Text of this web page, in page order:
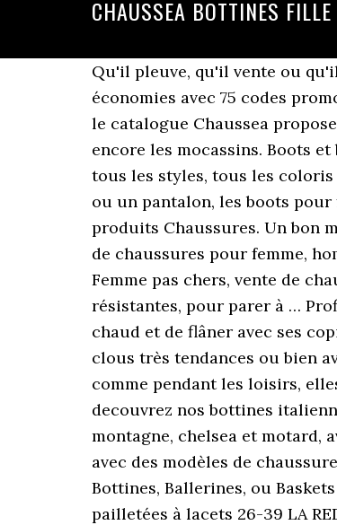
CHAUSSEA BOTTINES FILLE
Qu'il pleuve, qu'il vente ou
économies avec 75 codes
le catalogue Chaussea
encore les mocassins. Boots
tous les styles, tous les coloris
ou un pantalon, les boots
produits Chaussures. Un bon
de chaussures pour femme,
Femme pas chers, vente de
résistantes, pour parer à …
chaud et de flâner avec ses
clous très tendances ou bien
comme pendant les loisirs,
decouvrez nos bottines
montagne, chelsea et motard,
avec des modèles de
Bottines, Ballerines, ou
pailletées à lacets 26-39 LA